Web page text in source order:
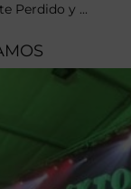
Perdido y ...